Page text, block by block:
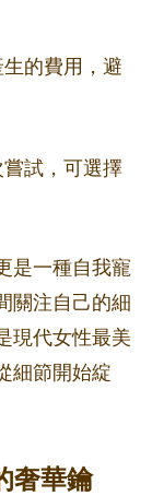
的費用，避
試，可選擇
是一種自我寵
關注自己的細
現代女性最美
細節開始綻
奢華鑰